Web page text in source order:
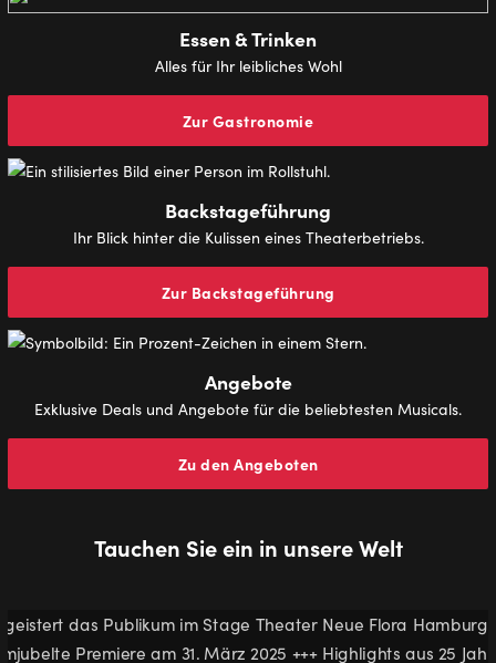
Essen & Trinken
Alles für Ihr leibliches Wohl
Zur Gastronomie
Backstageführung
Ihr Blick hinter die Kulissen eines Theaterbetriebs.
Zur Backstageführung
Angebote
Exklusive Deals und Angebote für die beliebtesten Musicals.
Zu den Angeboten
Tauchen Sie ein in unsere Welt